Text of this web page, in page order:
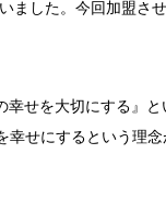
ました。今回加盟さ
幸せを大切にする』
せにするという理念